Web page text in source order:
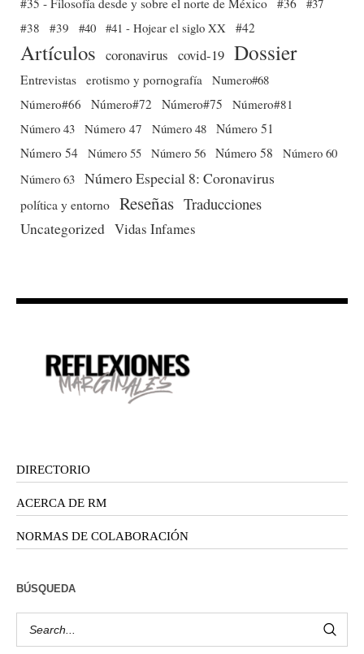
#38
#39 #40 #41 - Hojear el siglo XX #42
Artículos coronavirus covid-19 Dossier
Entrevistas erotismo y pornografía
Numero#68
Número#66
Número#72 Número#75
Número#81
Número 43 Número 47 Número 48 Número 51
Número 54 Número 55 Número 56 Número 58
Número 60
Número 63 Número Especial 8: Coronavirus
política y entorno Reseñas Traducciones
Uncategorized Vidas Infames
DIRECTORIO
ACERCA DE RM
NORMAS DE COLABORACIÓN
BÚSQUEDA